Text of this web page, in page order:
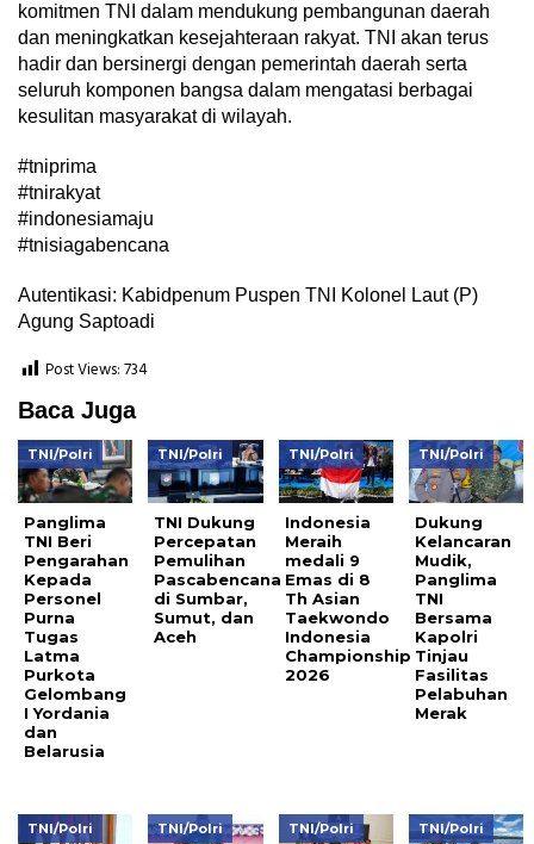
komitmen TNI dalam mendukung pembangunan daerah
dan meningkatkan kesejahteraan rakyat. TNI akan terus
hadir dan bersinergi dengan pemerintah daerah serta
seluruh komponen bangsa dalam mengatasi berbagai
kesulitan masyarakat di wilayah.
#tniprima
#tnirakyat
#indonesiamaju
#tnisiagabencana
Autentikasi: Kabidpenum Puspen TNI Kolonel Laut (P)
Agung Saptoadi
Post Views:734
Baca Juga
TNI/Polri
Panglima
TNI Beri
Pengarahan
Kepada
Personel
Purna
Tugas
Latma
Purkota
Gelombang
I Yordania
dan
Belarusia
TNI/Polri
TNI Dukung
Percepatan
Pemulihan
Pascabencana
di Sumbar,
Sumut, dan
Aceh
TNI/Polri
Indonesia
Meraih
medali 9
Emas di 8
Th Asian
Taekwondo
Indonesia
Championship
2026
TNI/Polri
Dukung
Kelancaran
Mudik,
Panglima
TNI
Bersama
Kapolri
Tinjau
Fasilitas
Pelabuhan
Merak
TNI/Polri TNI/Polri TNI/Polri TNI/Polri